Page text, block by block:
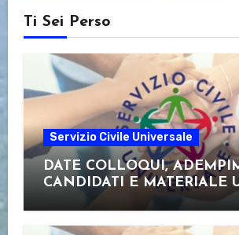
Ti Sei Perso
Servizio Civile Universale
DATE COLLOQUI,
CANDIDATI E MATERIALE